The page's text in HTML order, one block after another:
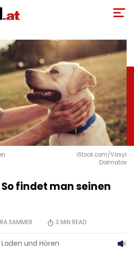
iStock.com/Vasyl
Dolmatov
findet man seinen
SAMMER 3 MIN READ
und Hören